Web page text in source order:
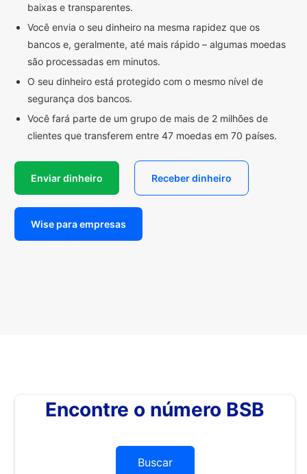
baixas e transparentes.
Você envia o seu dinheiro na mesma rapidez que os
bancos e, geralmente, até mais rápido – algumas moedas
são processadas em minutos.
O seu dinheiro está protegido com o mesmo nível de
segurança dos bancos.
Você fará parte de um grupo de mais de 2 milhões de
clientes que transferem entre 47 moedas em 70 países.
Enviar dinheiro Receber dinheiro
Wise para empresas
Encontre o número BSB
Buscar